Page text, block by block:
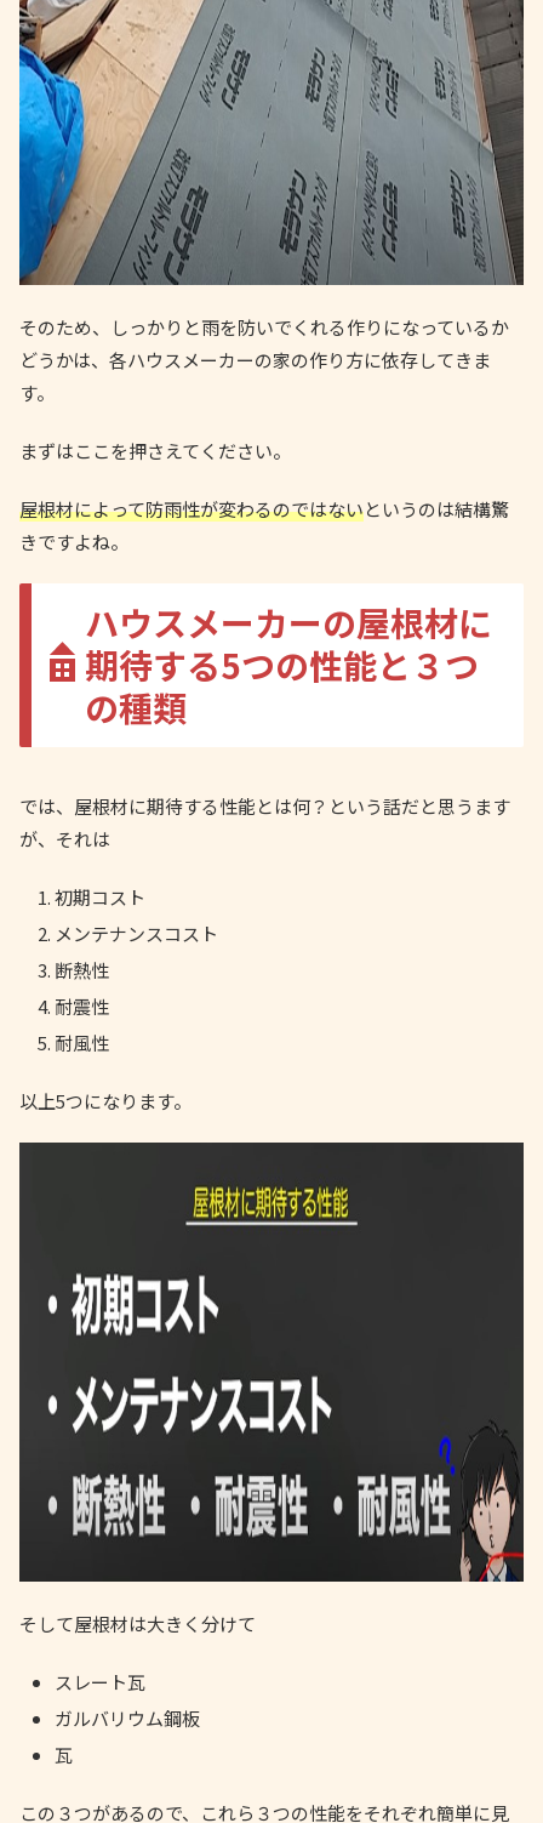
そのため、しっかりと雨を防いでくれる作りになっているか
どうかは、各ハウスメーカーの家の作り方に依存してきま
す。
まずはここを押さえてください。
屋根材によって防雨性が変わるのではないというのは結構驚
きですよね。
ハウスメーカーの屋根材に
期待する5つの性能と３つ
の種類
では、屋根材に期待する性能とは何？という話だと思うます
が、それは
初期コスト
メンテナンスコスト
断熱性
耐震性
耐風性
以上5つになります。
そして屋根材は大きく分けて
スレート瓦
ガルバリウム鋼板
瓦
この３つがあるので、これら３つの性能をそれぞれ簡単に見